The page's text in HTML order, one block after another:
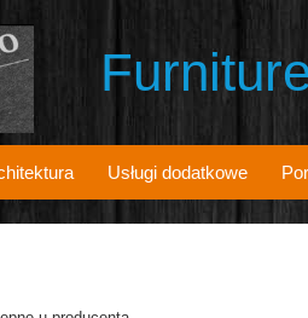
Usługi dodatkowe